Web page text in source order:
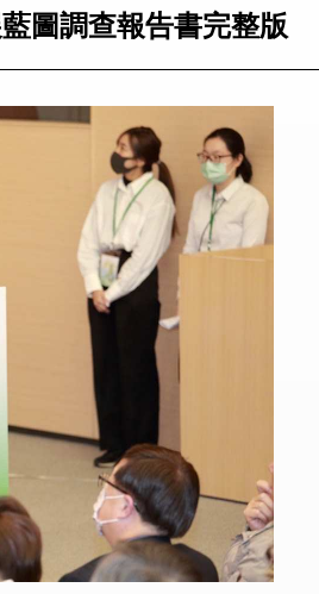
圖調查報告書完整版